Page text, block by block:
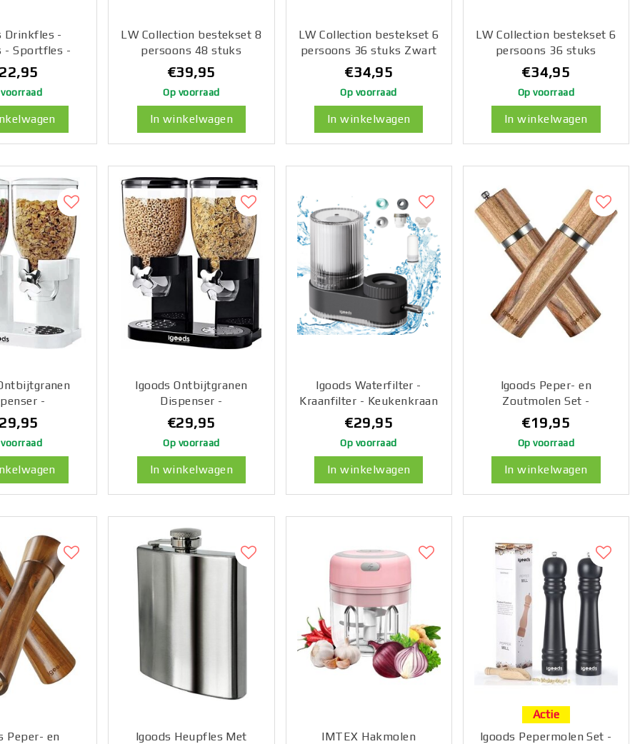
Drinkfles -
- Sportfles -
Met Smaak -
Basis Van Geur
- BPA Vrij -
7 Smaken -
Blauw
voorraad
LW Collection bestekset 8
persoons 48 stuks
zilverkleurig - bestek set
zilver
vaatwasserbestendig -
Lepels, Messen, Vorken &
Steakmessen
€39,95
Op voorraad
In winkelwagen
LW Collection bestekset 6
persoons 36 stuks Zwart
- bestek set zwart
vaatwasserbestendig -
Lepels, Messen, Vorken &
Steakmessen
€34,95
Op voorraad
In winkelwagen
LW Collection bestekset 6
persoons 36 stuks
zilverkleurig - bestek set
zilver
vaatwasserbestendig -
Lepels, Messen, Vorken &
Steakmessen
€34,95
Op voorraad
In winkelwagen
-
-
BPA Vrij -
Opslag - 2 x 2
- Wit
voorraad
Igoods Ontbijtgranen
Dispenser -
Voorraadpotten -
Voedselblik BPA Vrij -
Cornflakes Opslag - 2 x 2
Liter
€29,95
Op voorraad
In winkelwagen
Igoods Waterfilter -
Kraanfilter - Keukenkraan
Filter - Waterverzuiveraar
Kraanwater -
Waterontharder - Zwart
€29,95
Op voorraad
In winkelwagen
Igoods Peper- en
Zoutmolen Set -
Pepermolen Hout -
Zoutmolen Hout - Peper-
en Zoutmolen -
Kruidenmaler - 2 Stuks -
Donkerbruin - 20cm
€19,95
Op voorraad
In winkelwagen
Peper- en
Igoods Heupfles Met
IMTEX Hakmolen
Actie
Igoods Pepermolen Set -